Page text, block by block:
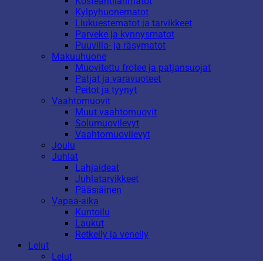
Kylpyhuonematot
Liukuestematot ja tarvikkeet
Parveke ja kynnysmatot
Puuvilla- ja räsymatot
Makuuhuone
Muovitettu frotee ja patjansuojat
Patjat ja varavuoteet
Peitot ja tyynyt
Vaahtomuovit
Muut vaahtomuovit
Solumuovilevyt
Vaahtomuovilevyt
Joulu
Juhlat
Lahjaideat
Juhlatarvikkeet
Pääsiäinen
Vapaa-aika
Kuntoilu
Laukut
Retkeily ja veneily
Lelut
Lelut